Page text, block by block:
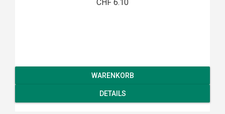
CHF 6.10
WARENKORB
DETAILS